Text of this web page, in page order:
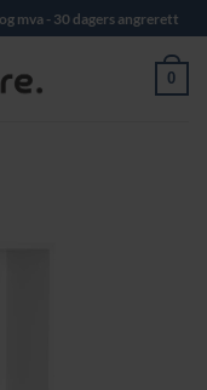
mva - 30 dagers angrerett
0